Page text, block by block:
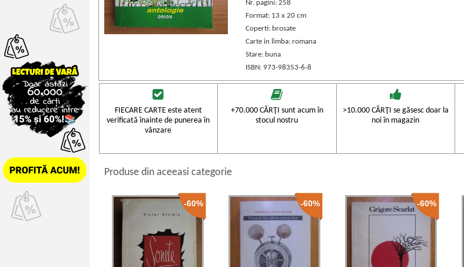
Nr. pagini: 258
Format: 13 x 20 cm
Coperti: brosate
Carte in limba: romana
Stare: buna
ISBN: 973-98353-6-8
FIECARE CARTE este atent
verificată înainte de punerea în
vânzare
+70.000 CĂRŢI sunt acum în
stocul nostru
>10.000 CĂRŢI se găsesc doar la
noi în magazin
Produse din aceeasi categorie
-60% -60% -60%